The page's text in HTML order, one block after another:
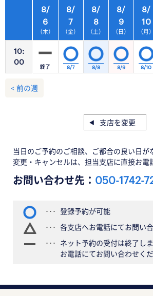
10:
00
8/
6
（木）
8/
7
（金）
8/
8
（土）
8/
9
（日）
8/
10
（月）
終了 8/7 8/8 8/9 8/10
< 前の週
支店を変更
当日のご予約のご相談、ご都合の良い日が
変更・キャンセルは、担当支店に直接お電
お問い合わせ先： 050-1742-
登録予約が可能
各支店へお電話にてお問い合
ネット予約の受付は終了し
お電話にてお問い合わせくだ